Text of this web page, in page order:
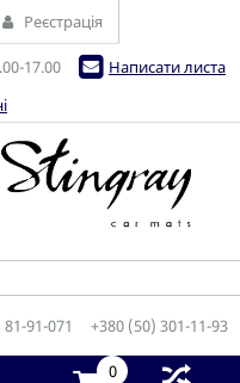
17.00
Написати листа
Реєстрація
91-071 +380 (50) 301-11-93
0